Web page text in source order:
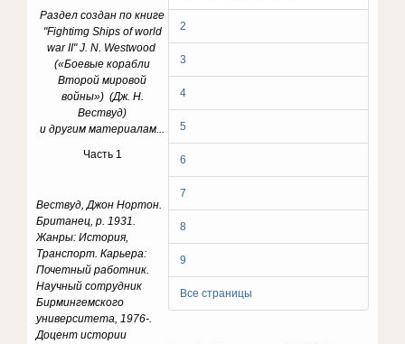
2
3
4
5
6
7
8
9
Все страницы
Раздел создан по книге
"Fightimg Ships of world
war II" J. N. Westwood
(«Боевые корабли
Второй мировой
войны») (Дж. Н.
Вествуд)
и другим материалам...
Часть 1
Вествуд, Джон Нортон.
Британец, р. 1931.
Жанры: История,
Транспорт. Карьера:
Почетный работник.
Научный сотрудник
Бирмингемского
университета, 1976-.
Доцент истории